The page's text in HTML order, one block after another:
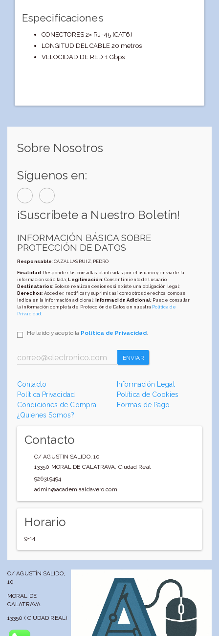
Especificaciones
CONECTORES 2× RJ-45 (CAT6)
LONGITUD DEL CABLE 20 metros
VELOCIDAD DE RED 1 Gbps
Sobre Nosotros
Síguenos en:
¡Suscríbete a Nuestro Boletín!
INFORMACIÓN BÁSICA SOBRE
PROTECCIÓN DE DATOS
Responsable: CAZALLAS RUIZ, PEDRO
Finalidad: Responder las consultas planteadas por el usuario y enviarle la
información solicitada;Legitimación: Consentimiento del usuario;
Destinatarios: Solo se realizan cesiones si existe una obligación legal;
Derechos: Acceder, rectificar y suprimir, así como otros derechos, como se
indica en la información adicional; Información Adicional: Puede consultar
la información completa de Protección de Datos en nuestra Política de
Privacidad
He leído y acepto la Política de Privacidad.
ENVIAR
Contacto
Información Legal
Política Privacidad
Política de Cookies
Condiciones de Compra
Formas de Pago
¿Quienes Somos?
Contacto
C/ AGUSTIN SALIDO, 10
13350 MORAL DE CALATRAVA, Ciudad Real
926319494
admin@academiaaldavero.com
Horario
9-14
C/ AGUSTÍN SALIDO,
10
MORAL DE
CALATRAVA
13350 ( CIUDAD REAL)